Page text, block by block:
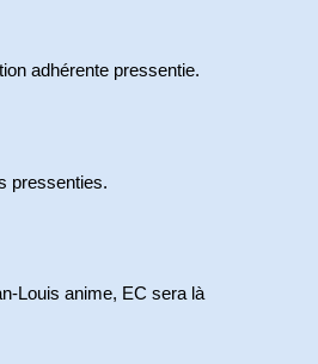
adhérente pressentie.
pressenties.
Louis anime, EC sera là